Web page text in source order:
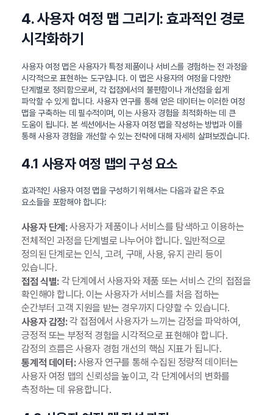
4. 사용자 여정 맵 그리기: 효과적인 경로
시각화하기
사용자 여정 맵은 사용자가 특정 제품이나 서비스를 경험하는 전 과정을
시각적으로 표현하는 도구입니다. 이 맵은 사용자의 여정을 다양한
단계별로 정리함으로써, 각 접점에서의 불편함이나 개선점을 쉽게
파악할 수 있게 합니다. 사용자 연구를 통해 얻은 데이터는 이러한 여정
맵을 구축하는 데 필수적이며, 이는 사용자 경험을 최적화하는 데 큰
도움이 됩니다. 본 섹션에서는 사용자 여정 맵을 작성하는 방법과 이를
통해 사용자 경험을 개선할 수 있는 전략에 대해 자세히 살펴보겠습니다.
4.1 사용자 여정 맵의 구성 요소
효과적인 사용자 여정 맵을 구성하기 위해서는 다음과 같은 주요
요소들을 포함해야 합니다:
사용자 단계:사용자가 제품이나 서비스를 탐색하고 이용하는
전체적인 과정을 단계별로 나누어야 합니다. 일반적으로
정의된 단계로는 인식, 고려, 구매, 사용, 유지 관리 등이
있습니다.
접점 식별:각 단계에서 사용자와 제품 또는 서비스 간의 접점을
확인해야 합니다. 이는 사용자가 서비스를 처음 접하는
순간부터 고객 지원을 받는 경우까지 다양할 수 있습니다.
사용자 감정:각 접점에서 사용자가 느끼는 감정을 파악하여,
긍정적 또는 부정적 경험을 시각적으로 표현해야 합니다.
감정의 흐름은 사용자 경험 개선의 핵심 지표가 됩니다.
통계적 데이터:사용자 연구를 통해 수집된 정량적 데이터는
사용자 여정 맵의 신뢰성을 높이고, 각 단계에서의 변화를
측정하는 데 유용합니다.